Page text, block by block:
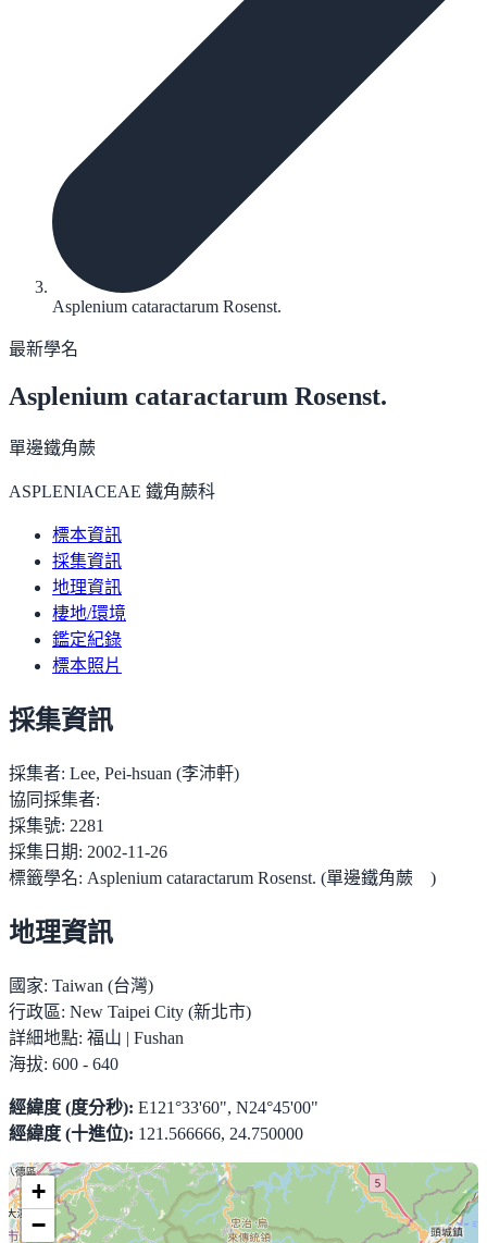
Asplenium cataractarum Rosenst.
最新學名
Asplenium cataractarum Rosenst.
單邊鐵角蕨
ASPLENIACEAE 鐵角蕨科
標本資訊
採集資訊
地理資訊
棲地/環境
鑑定紀錄
標本照片
採集資訊
採集者: Lee, Pei-hsuan (李沛軒)
協同採集者:
採集號: 2281
採集日期: 2002-11-26
標籤學名: Asplenium cataractarum Rosenst. (單邊鐵角蕨 )
地理資訊
國家: Taiwan (台灣)
行政區: New Taipei City (新北市)
詳細地點: 福山 | Fushan
海拔: 600 - 640
經緯度 (度分秒): E121°33'60", N24°45'00"
經緯度 (十進位): 121.566666, 24.750000
+
−